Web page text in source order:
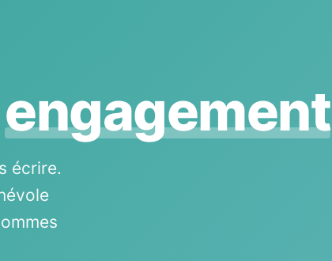
engagement
écrire.